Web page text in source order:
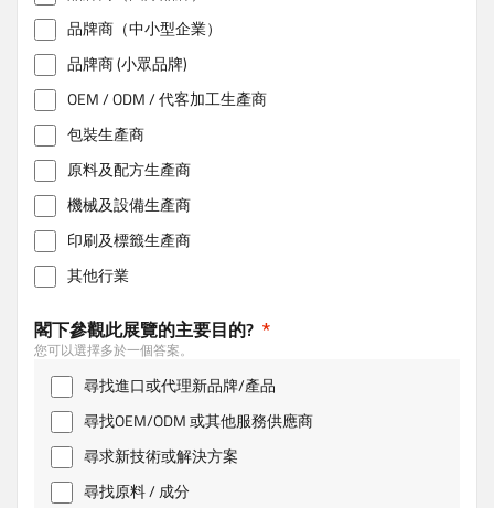
品牌商（中小型企業）
品牌商 (小眾品牌)
OEM / ODM / 代客加工生產商
包裝生產商
原料及配方生產商
機械及設備生產商
印刷及標籤生產商
其他行業
閣下參觀此展覽的主要目的?
您可以選擇多於一個答案。
尋找進口或代理新品牌/產品
尋找OEM/ODM 或其他服務供應商
尋求新技術或解決方案
尋找原料 / 成分